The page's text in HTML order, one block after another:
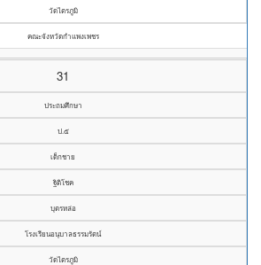
วัดไตรภูมิ
คณะจังหวัดกำแพงเพชร
31
ประถมศึกษา
ป.๕
เด็กชาย
ฐิติโชค
บุตรหล่อ
โรงเรียนอนุบาลธรรมรัตน์
วัดไตรภูมิ